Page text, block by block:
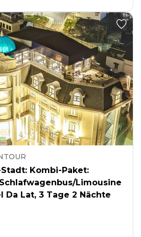
Kombi-Paket:
Limousine
Da Lat, 3 Tage 2 Nächte